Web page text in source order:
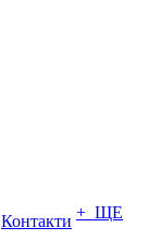
Контакти + ЩЕ